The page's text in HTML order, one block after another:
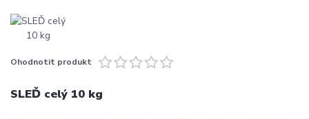
Ohodnotit produkt
SLEĎ celý 10 kg